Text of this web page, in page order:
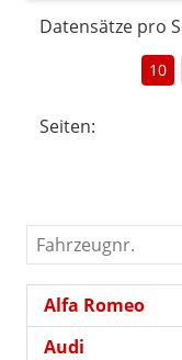
Datensätze pro
10
Seiten:
Fahrzeugnr.
Alfa Romeo
Audi